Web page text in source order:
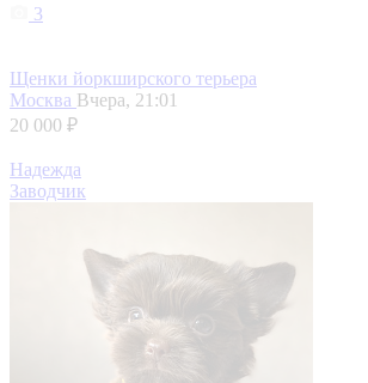
3
Щенки йоркширского терьера
Москва Вчера, 21:01
20 000 ₽
Надежда
Заводчик